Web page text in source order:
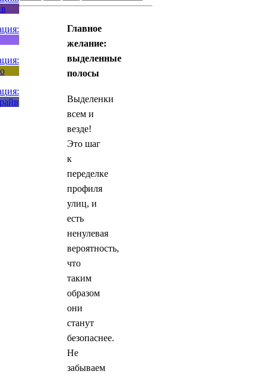
Главное
желание:
выделенные
полосы
Выделенки
всем и
везде!
Это шаг
к
переделке
профиля
улиц, и
есть
ненулевая
вероятность,
что
таким
образом
они
станут
безопаснее.
Не
забываем